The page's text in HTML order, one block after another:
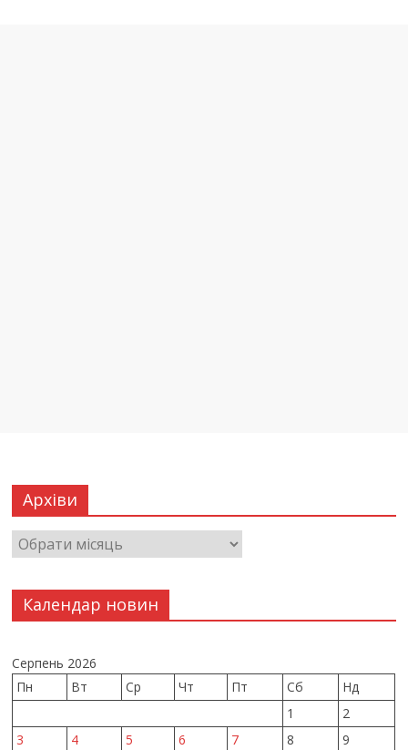
Архіви
Календар новин
Серпень 2026
Пн
Вт Ср Чт Пт Сб
Нд
1
2
3
4 5 6 7 8
9